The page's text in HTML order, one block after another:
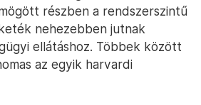
részben a rendszerszintű
nehezebben jutnak
ellátáshoz. Többek között
az egyik harvardi